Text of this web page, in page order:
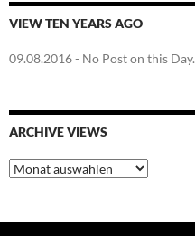
VIEW TEN YEARS AGO
09.08.2016- No Post on this Day.
ARCHIVE VIEWS
Archive
Views